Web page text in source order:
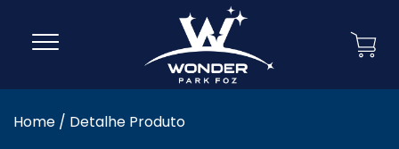
Home / Detalhe Produto